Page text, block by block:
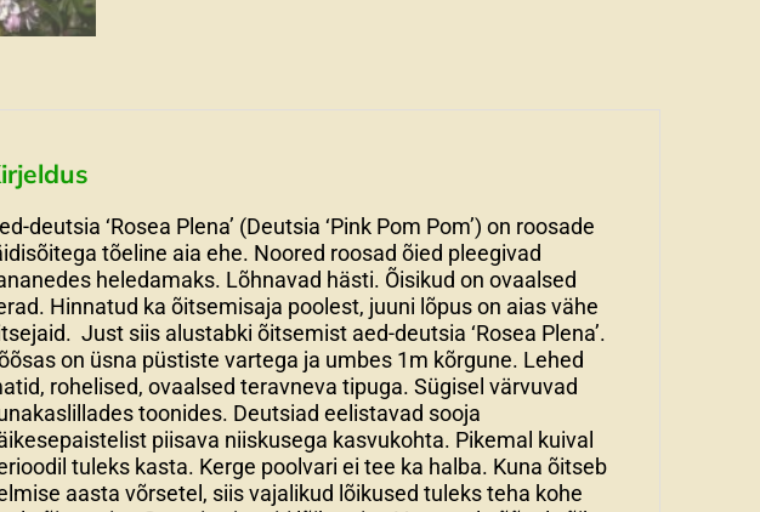
deutsia ‘Rosea Plena’ (Deutsia ‘Pink Pom Pom’) on roosade
tõeline aia ehe. Noored roosad õied pleegivad
heledamaks. Lõhnavad hästi. Õisikud on ovaalsed
Hinnatud ka õitsemisaja poolest, juuni lõpus on aias vähe
Just siis alustabki õitsemist aed-deutsia ‘Rosea Plena’.
on üsna püstiste vartega ja umbes 1m kõrgune. Lehed
rohelised, ovaalsed teravneva tipuga. Sügisel värvuvad
toonides. Deutsiad eelistavad sooja
piisava niiskusega kasvukohta. Pikemal kuival
tuleks kasta. Kerge poolvari ei tee ka halba. Kuna õitseb
aasta võrsetel, siis vajalikud lõikused tuleks teha kohe